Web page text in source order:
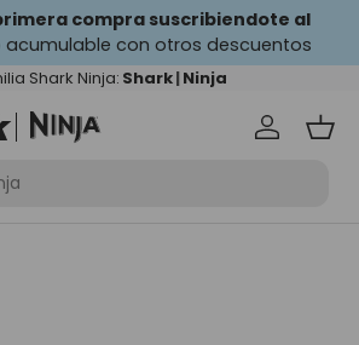
compra suscribiendote al
acumulable con otros descuentos
Shark Ninja: Shark|Ninja
Iniciar